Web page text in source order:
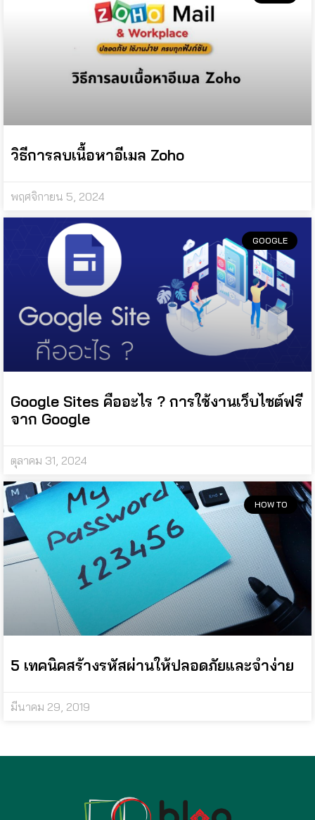
วิธีการลบเนื้อหาอีเมล Zoho
พฤศจิกายน 5, 2024
GOOGLE
Google Sites คืออะไร ? การใช้งานเว็บไซต์ฟรี
จาก Google
ตุลาคม 31, 2024
HOW TO
5 เทคนิคสร้างรหัสผ่านให้ปลอดภัยและจำง่าย
มีนาคม 29, 2019